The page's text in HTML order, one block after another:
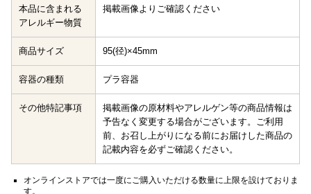
本品に含まれる
アレルギー物質
掲載画像よりご確認ください
商品サイズ 95(径)×45mm
容器の種類 プラ容器
その他特記事項
掲載画像の原材料やアレルゲン等の商品情報は
予告なく変更する場合がございます。ご利用
前、お召し上がりになる前にお届けした商品の
記載内容を必ずご確認ください。
オンラインストアでは一度にご購入いただける数量に上限を設けておりま
す。